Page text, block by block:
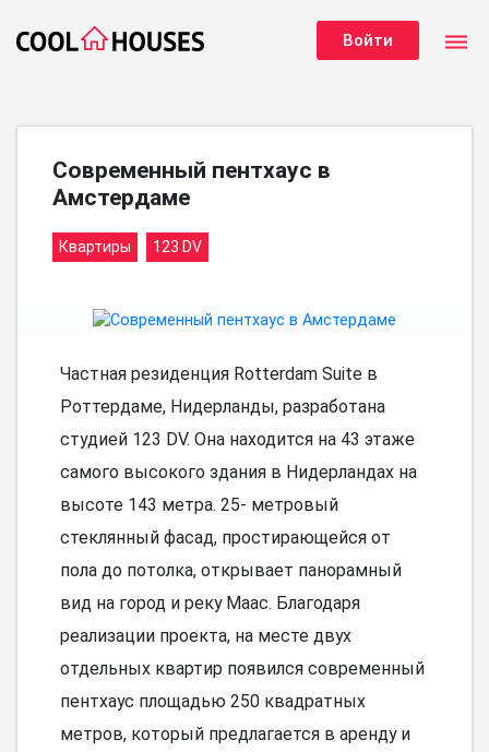
Войти dehaze
Современный пентхаус в
Амстердаме
Квартиры 123 DV
Частная резиденция Rotterdam Suite в
Роттердаме, Нидерланды, разработана
студией 123 DV. Она находится на 43 этаже
самого высокого здания в Нидерландах на
высоте 143 метра. 25- метровый
стеклянный фасад, простирающейся от
пола до потолка, открывает панорамный
вид на город и реку Маас. Благодаря
реализации проекта, на месте двух
отдельных квартир появился современный
пентхаус площадью 250 квадратных
метров, который предлагается в аренду и